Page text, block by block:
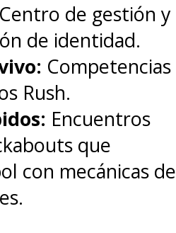
Centro de gestión y
de identidad.
Competencias
Rush.
Encuentros
que
con mecánicas de